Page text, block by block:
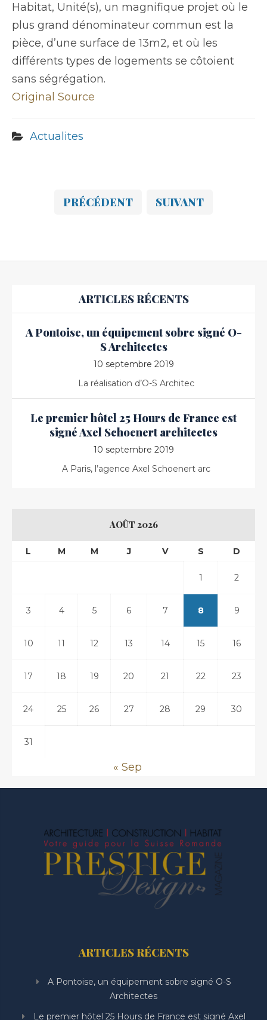
Habitat, Unité(s), un magnifique projet où le
plus grand dénominateur commun est la
pièce, d’une surface de 13m2, et où les
différents types de logements se côtoient
sans ségrégation.
Original Source
Actualites
PRÉCÉDENT SUIVANT
ARTICLES RÉCENTS
A Pontoise, un équipement sobre signé O-
S Architectes
10 septembre 2019
La réalisation d’O-S Architec
Le premier hôtel 25 Hours de France est
signé Axel Schoenert architectes
10 septembre 2019
A Paris, l’agence Axel Schoenert arc
AOÛT 2026
L M M J V S D
1 2
3 4 5 6 7 8 9
10 11 12 13 14 15 16
17 18 19 20 21 22 23
24 25 26 27 28 29 30
31
« Sep
ARTICLES RÉCENTS
A Pontoise, un équipement sobre signé O-S
Architectes
Le premier hôtel 25 Hours de France est signé Axel